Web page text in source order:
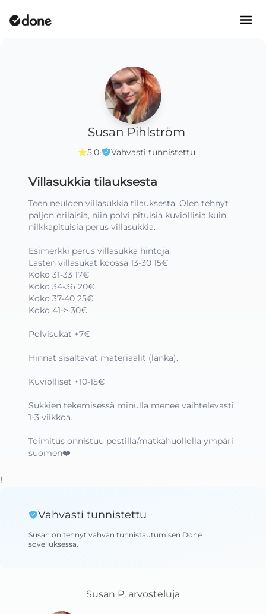
Susan Pihlström
5.0· Vahvasti tunnistettu
Villasukkia tilauksesta
Teen neuloen villasukkia tilauksesta. Olen tehnyt
paljon erilaisia, niin polvi pituisia kuviollisia kuin
nilkkapituisia perus villasukkia.
Esimerkki perus villasukka hintoja:
Lasten villasukat koossa 13-30 15€
Koko 31-33 17€
Koko 34-36 20€
Koko 37-40 25€
Koko 41-> 30€
Polvisukat +7€
Hinnat sisältävät materiaalit (lanka).
Kuviolliset +10-15€
Sukkien tekemisessä minulla menee vaihtelevasti
1-3 viikkoa.
Toimitus onnistuu postilla/matkahuollolla ympäri
suomen❤️
!
Vahvasti tunnistettu
Susan on tehnyt vahvan tunnistautumisen Done
sovelluksessa.
Susan P. arvosteluja